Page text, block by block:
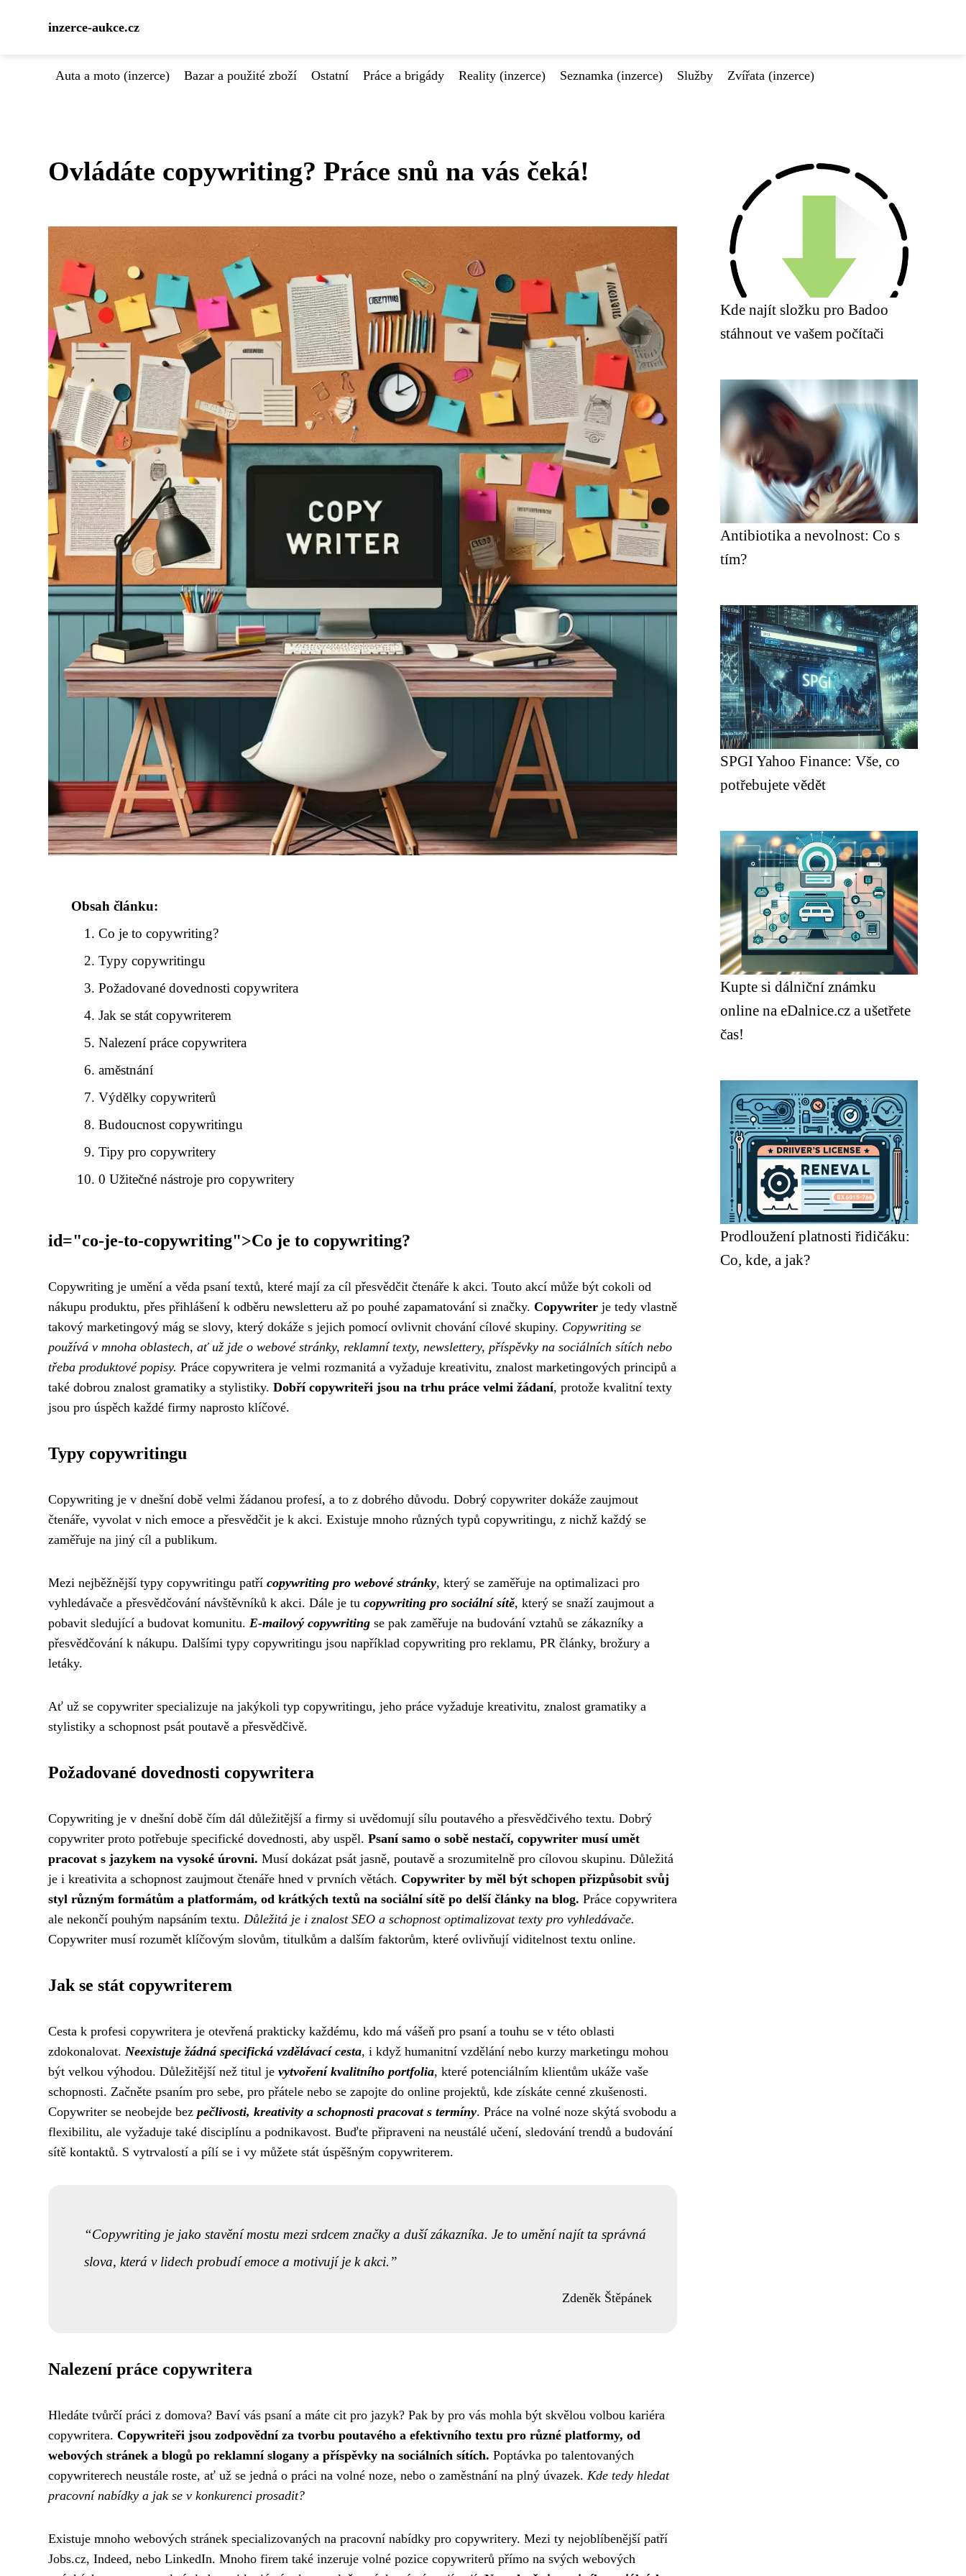
inzerce-aukce.cz
Auta a moto (inzerce) Bazar a použité zboží Ostatní Práce a brigády Reality (inzerce) Seznamka (inzerce) Služby Zvířata (inzerce)
Ovládáte copywriting? Práce snů na vás čeká!
Obsah článku:
Co je to copywriting?
Typy copywritingu
Požadované dovednosti copywritera
Jak se stát copywriterem
Nalezení práce copywritera
aměstnání
Výdělky copywriterů
Budoucnost copywritingu
Tipy pro copywritery
0 Užitečné nástroje pro copywritery
id="co-je-to-copywriting">Co je to copywriting?
Copywriting je umění a věda psaní textů, které mají za cíl přesvědčit čtenáře k akci. Touto akcí může být cokoli od
nákupu produktu, přes přihlášení k odběru newsletteru až po pouhé zapamatování si značky. Copywriter je tedy vlastně
takový marketingový mág se slovy, který dokáže s jejich pomocí ovlivnit chování cílové skupiny. Copywriting se
používá v mnoha oblastech, ať už jde o webové stránky, reklamní texty, newslettery, příspěvky na sociálních sítích nebo
třeba produktové popisy. Práce copywritera je velmi rozmanitá a vyžaduje kreativitu, znalost marketingových principů a
také dobrou znalost gramatiky a stylistiky. Dobří copywriteři jsou na trhu práce velmi žádaní, protože kvalitní texty
jsou pro úspěch každé firmy naprosto klíčové.
Typy copywritingu
Copywriting je v dnešní době velmi žádanou profesí, a to z dobrého důvodu. Dobrý copywriter dokáže zaujmout
čtenáře, vyvolat v nich emoce a přesvědčit je k akci. Existuje mnoho různých typů copywritingu, z nichž každý se
zaměřuje na jiný cíl a publikum.
Mezi nejběžnější typy copywritingu patří copywriting pro webové stránky, který se zaměřuje na optimalizaci pro
vyhledávače a přesvědčování návštěvníků k akci. Dále je tu copywriting pro sociální sítě, který se snaží zaujmout a
pobavit sledující a budovat komunitu. E-mailový copywriting se pak zaměřuje na budování vztahů se zákazníky a
přesvědčování k nákupu. Dalšími typy copywritingu jsou například copywriting pro reklamu, PR články, brožury a
letáky.
Ať už se copywriter specializuje na jakýkoli typ copywritingu, jeho práce vyžaduje kreativitu, znalost gramatiky a
stylistiky a schopnost psát poutavě a přesvědčivě.
Požadované dovednosti copywritera
Copywriting je v dnešní době čím dál důležitější a firmy si uvědomují sílu poutavého a přesvědčivého textu. Dobrý
copywriter proto potřebuje specifické dovednosti, aby uspěl. Psaní samo o sobě nestačí, copywriter musí umět
pracovat s jazykem na vysoké úrovni. Musí dokázat psát jasně, poutavě a srozumitelně pro cílovou skupinu. Důležitá
je i kreativita a schopnost zaujmout čtenáře hned v prvních větách. Copywriter by měl být schopen přizpůsobit svůj
styl různým formátům a platformám, od krátkých textů na sociální sítě po delší články na blog. Práce copywritera
ale nekončí pouhým napsáním textu. Důležitá je i znalost SEO a schopnost optimalizovat texty pro vyhledávače.
Copywriter musí rozumět klíčovým slovům, titulkům a dalším faktorům, které ovlivňují viditelnost textu online.
Jak se stát copywriterem
Cesta k profesi copywritera je otevřená prakticky každému, kdo má vášeň pro psaní a touhu se v této oblasti
zdokonalovat. Neexistuje žádná specifická vzdělávací cesta, i když humanitní vzdělání nebo kurzy marketingu mohou
být velkou výhodou. Důležitější než titul je vytvoření kvalitního portfolia, které potenciálním klientům ukáže vaše
schopnosti. Začněte psaním pro sebe, pro přátele nebo se zapojte do online projektů, kde získáte cenné zkušenosti.
Copywriter se neobejde bez pečlivosti, kreativity a schopnosti pracovat s termíny. Práce na volné noze skýtá svobodu a
flexibilitu, ale vyžaduje také disciplínu a podnikavost. Buďte připraveni na neustálé učení, sledování trendů a budování
sítě kontaktů. S vytrvalostí a pílí se i vy můžete stát úspěšným copywriterem.
Copywriting je jako stavění mostu mezi srdcem značky a duší zákazníka. Je to umění najít ta správná
slova, která v lidech probudí emoce a motivují je k akci.
Zdeněk Štěpánek
Nalezení práce copywritera
Hledáte tvůrčí práci z domova? Baví vás psaní a máte cit pro jazyk? Pak by pro vás mohla být skvělou volbou kariéra
copywritera. Copywriteři jsou zodpovědní za tvorbu poutavého a efektivního textu pro různé platformy, od
webových stránek a blogů po reklamní slogany a příspěvky na sociálních sítích. Poptávka po talentovaných
copywriterech neustále roste, ať už se jedná o práci na volné noze, nebo o zaměstnání na plný úvazek. Kde tedy hledat
pracovní nabídky a jak se v konkurenci prosadit?
Existuje mnoho webových stránek specializovaných na pracovní nabídky pro copywritery. Mezi ty nejoblíbenější patří
Jobs.cz, Indeed, nebo LinkedIn. Mnoho firem také inzeruje volné pozice copywriterů přímo na svých webových
Kde najít složku pro Badoo
stáhnout ve vašem počítači
Antibiotika a nevolnost: Co s
tím?
SPGI Yahoo Finance: Vše, co
potřebujete vědět
Kupte si dálniční známku
online na eDalnice.cz a ušetřete
čas!
Prodloužení platnosti řidičáku:
Co, kde, a jak?